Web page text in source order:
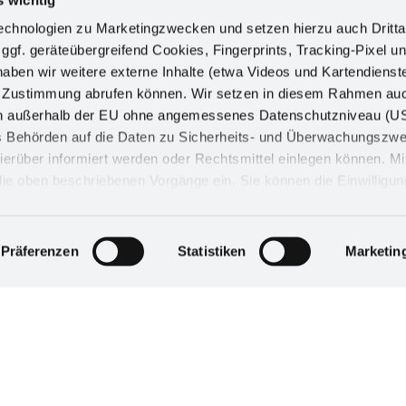
zu Marketingzwecken und setzen hierzu auch
geräteübergreifend Cookies, Fingerprints, Tracking-Pixel
wir weitere externe Inhalte (etwa Videos und
abrufen können. Wir setzen in diesem Rahmen
außerhalb der EU ohne angemessenes Datenschutzniveau
auf die Daten zu Sicherheits- und
informiert werden oder Rechtsmittel einlegen können.
oben beschriebenen Vorgänge ein. Sie können die
Präferenzen Statistiken
Tradition des Werkzeugmechanikers, die
unserem eigenen Werkzeugbau her. So
Reproduzierbarkeit unserer Produkte.
fertigen wir: